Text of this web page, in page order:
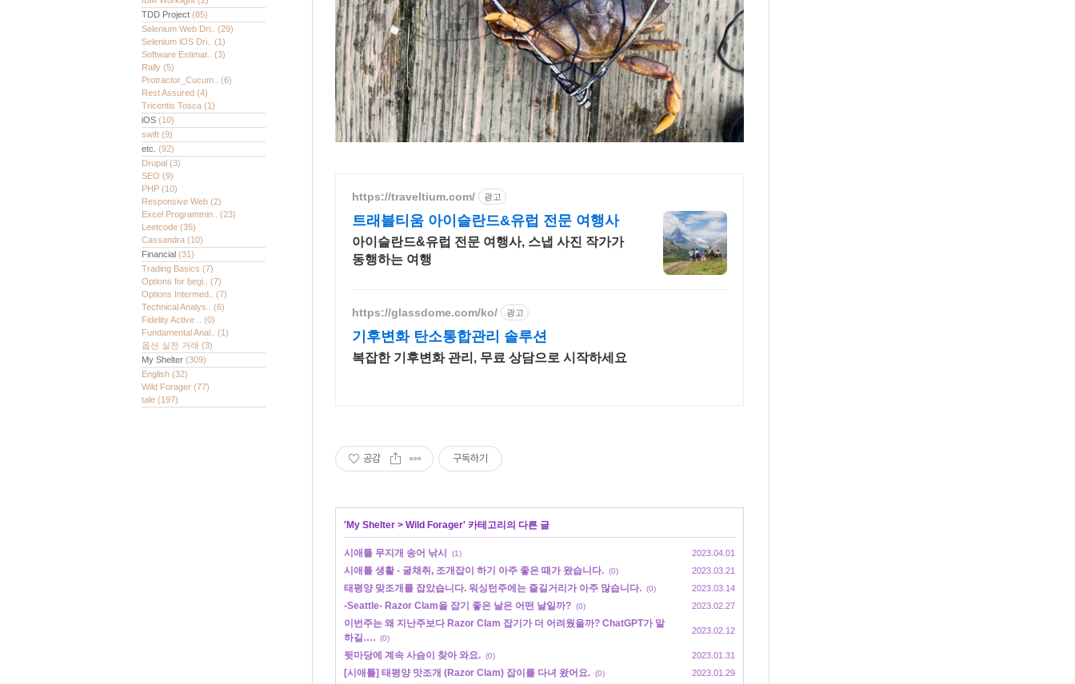
TDD Project (85)
Selenium Web Dri.. (29)
Selenium iOS Dri.. (1)
Software Estimat.. (3)
Rally (5)
Protractor_Cucum.. (6)
Rest Assured (4)
Tricentis Tosca (1)
iOS (10)
swift (9)
etc. (92)
Drupal (3)
SEO (9)
PHP (10)
Responsive Web (2)
Excel Programmin.. (23)
Leetcode (35)
Cassandra (10)
Financial (31)
Trading Basics (7)
Options for begi.. (7)
Options Intermed.. (7)
Technical Analys.. (6)
Fidelity Active .. (0)
Fundamental Anal.. (1)
옵션 실전 거래 (3)
My Shelter (309)
English (32)
Wild Forager (77)
tale (197)
https://traveltium.com/ 광고
트래블티움 아이슬란드&유럽 전문 여행사
아이슬란드&유럽 전문 여행사, 스냅 사진 작가가
동행하는 여행
https://glassdome.com/ko/ 광고
기후변화 탄소통합관리 솔루션
복잡한 기후변화 관리, 무료 상담으로 시작하세요
공감 구독하기
'My Shelter > Wild Forager' 카테고리의 다른 글
시애틀 무지개 송어 낚시 (1) 2023.04.01
시애틀 생활 - 굴채취, 조개잡이 하기 아주 좋은 때가 왔습니다. (0) 2023.03.21
태평양 맞조개를 잡았습니다. 워싱턴주에는 즐길거리가 아주 많습니다. (0) 2023.03.14
-Seattle- Razor Clam을 잡기 좋은 날은 어떤 날일까? (0) 2023.02.27
이번주는 왜 지난주보다 Razor Clam 잡기가 더 어려웠을까? ChatGPT가 말
하길…. (0)
2023.02.12
뒷마당에 계속 사슴이 찾아 와요. (0) 2023.01.31
[시애틀] 태평양 맛조개 (Razor Clam) 잡이를 다녀 왔어요. (0) 2023.01.29